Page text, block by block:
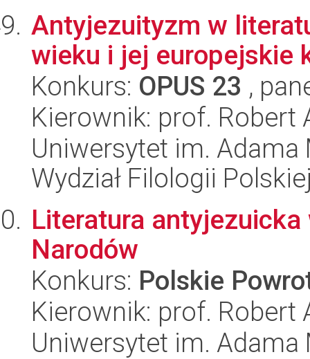
Antyjezuityzm w
wieku i jej europejskie
Konkurs: OPUS 23 ,
Kierownik: prof. Robert
Uniwersytet im.
Wydział Filologii
Literatura
Narodów
Konkurs: Polskie
Kierownik: prof. Robert
Uniwersytet im.